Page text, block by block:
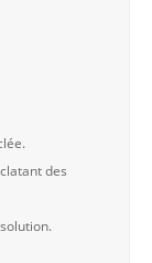
des